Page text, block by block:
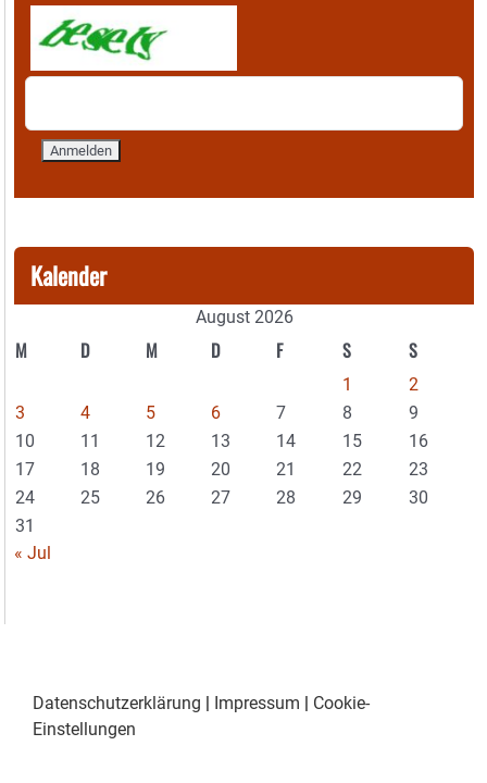
Kalender
August 2026
M D M D F S S
1
2
3
4 5 6 7 8
9
10
11 12 13 14 15
16
17
18 19 20 21 22
23
24
25 26 27 28 29
30
31
« Jul
Datenschutzerklärung Impressum
Cookie-
Einstellungen